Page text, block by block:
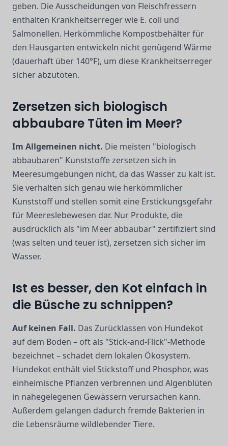
geben. Die Ausscheidungen von Fleischfressern
enthalten Krankheitserreger wie E. coli und
Salmonellen. Herkömmliche Kompostbehälter für
den Hausgarten entwickeln nicht genügend Wärme
(dauerhaft über 140°F), um diese Krankheitserreger
sicher abzutöten.
Zersetzen sich biologisch
abbaubare Tüten im Meer?
Im Allgemeinen nicht. Die meisten "biologisch
abbaubaren" Kunststoffe zersetzen sich in
Meeresumgebungen nicht, da das Wasser zu kalt ist.
Sie verhalten sich genau wie herkömmlicher
Kunststoff und stellen somit eine Erstickungsgefahr
für Meereslebewesen dar. Nur Produkte, die
ausdrücklich als "im Meer abbaubar" zertifiziert sind
(was selten und teuer ist), zersetzen sich sicher im
Wasser.
Ist es besser, den Kot einfach in
die Büsche zu schnippen?
Auf keinen Fall. Das Zurücklassen von Hundekot
auf dem Boden – oft als "Stick-and-Flick"-Methode
bezeichnet – schadet dem lokalen Ökosystem.
Hundekot enthält viel Stickstoff und Phosphor, was
einheimische Pflanzen verbrennen und Algenblüten
in nahegelegenen Gewässern verursachen kann.
Außerdem gelangen dadurch fremde Bakterien in
die Lebensräume wildlebender Tiere.